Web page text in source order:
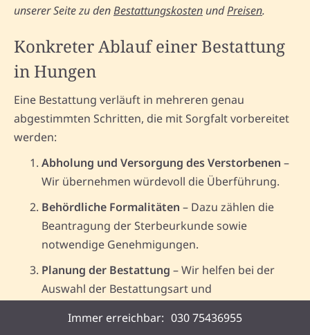
unserer Seite zu denBestattungskosten undPreisen.
Konkreter Ablauf einer Bestattung
in Hungen
Eine Bestattung verläuft in mehreren genau
abgestimmten Schritten, die mit Sorgfalt vorbereitet
werden:
Abholung und Versorgung des Verstorbenen –
Wir übernehmen würdevoll die Überführung.
Behördliche Formalitäten – Dazu zählen die
Beantragung der Sterbeurkunde sowie
notwendige Genehmigungen.
Planung der Bestattung – Wir helfen bei der
Auswahl der Bestattungsart und
Immer erreichbar: 030 75436955